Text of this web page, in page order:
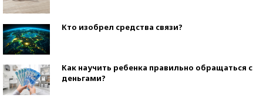
Кто изобрел средства связи?
Как научить ребенка правильно обращаться с
деньгами?